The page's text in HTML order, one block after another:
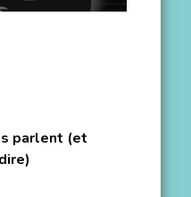
parlent (et